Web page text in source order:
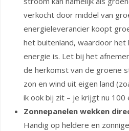
verkocht door middel van
energieleverancier koopt
het buitenland, waardoor
energie is. Let bij het
de herkomst van de groene
zon en wind uit eigen land
ik ook bij zit – je krijgt nu 100
Zonnepanelen wekken
Handig op heldere en